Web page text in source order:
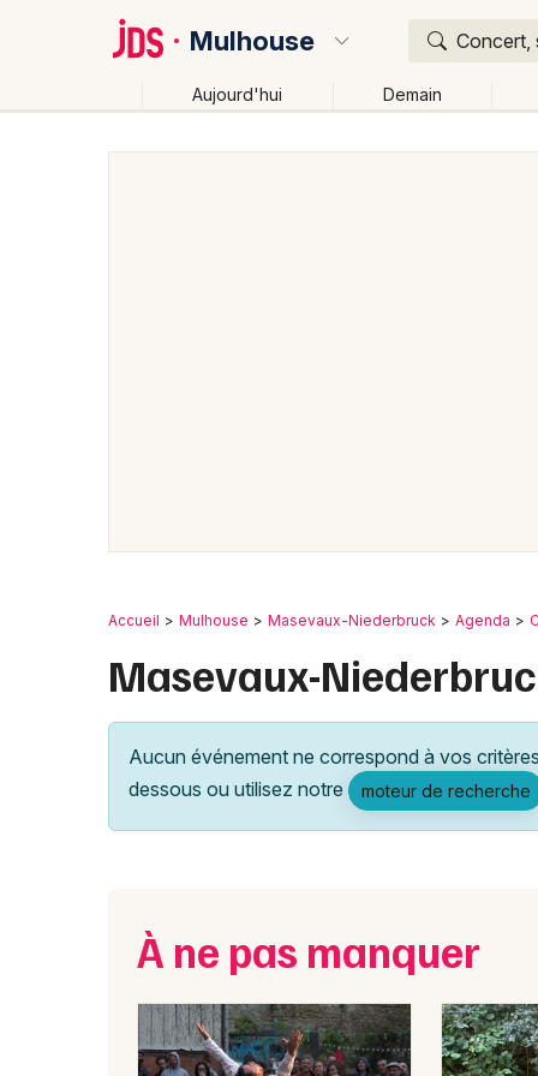
Mulhouse Concert,
Aujourd'hui Demain
Accueil Mulhouse Masevaux-Niederbruck Agenda
Masevaux-
Aucun événement ne correspond à vos
dessous ou utilisez notre
moteur de recherche
À ne pas manquer